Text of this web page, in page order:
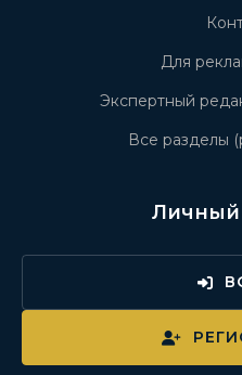
Для
Экспертный
Все разделы
Личный